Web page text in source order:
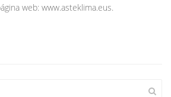
web: www.asteklima.eus.